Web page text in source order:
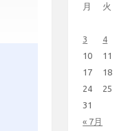
月
火
« 7月
3
4
10
11
17
18
24
25
31